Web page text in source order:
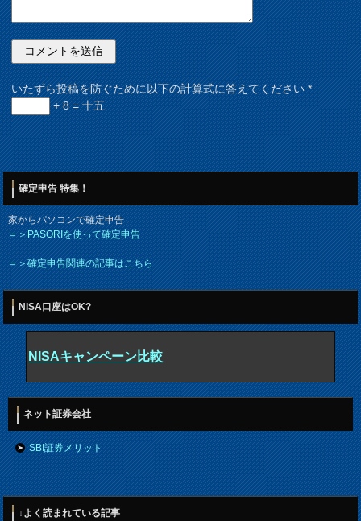
いたずら投稿を防ぐために以下の計算式に答えてください*
+ 8 = 十五
確定申告 特集！
家からパソコンで確定申告
＝＞PASORIを使って確定申告
＝＞確定申告関連の記事はこちら
NISA口座はOK?
NISAキャンペーン比較
ネット証券会社
SBI証券メリット
↓よく読まれている記事